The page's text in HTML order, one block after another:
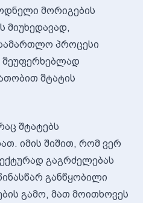
მორიგების
მიუხედავად,
პროცესი
შეუფერხებლად
შტატის
შტატებს
იმის შიშით, რომ ვერ
გაგრძელებას
განწყობილი
გამო, მათ მოითხოვეს